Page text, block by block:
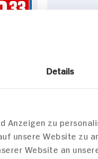
Details
Anzeigen zu
unsere Website zu
Website an
33